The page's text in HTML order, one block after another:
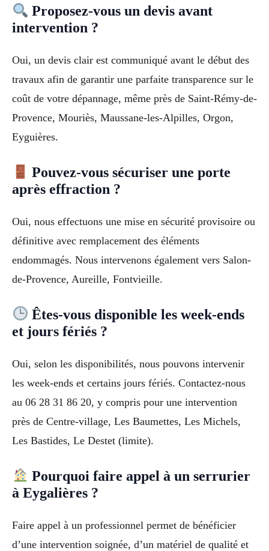
Proposez-vous un devis avant
intervention ?
Oui, un devis clair est communiqué avant le début des
travaux afin de garantir une parfaite transparence sur le
coût de votre dépannage, même près de Saint-Rémy-de-
Provence, Mouriès, Maussane-les-Alpilles, Orgon,
Eyguières.
Pouvez-vous sécuriser une porte
après effraction ?
Oui, nous effectuons une mise en sécurité provisoire ou
définitive avec remplacement des éléments
endommagés. Nous intervenons également vers Salon-
de-Provence, Aureille, Fontvieille.
Êtes-vous disponible les week-ends
et jours fériés ?
Oui, selon les disponibilités, nous pouvons intervenir
les week-ends et certains jours fériés. Contactez-nous
au 06 28 31 86 20, y compris pour une intervention
près de Centre-village, Les Baumettes, Les Michels,
Les Bastides, Le Destet (limite).
Pourquoi faire appel à un serrurier
à Eygalières ?
Faire appel à un professionnel permet de bénéficier
d’une intervention soignée, d’un matériel de qualité et